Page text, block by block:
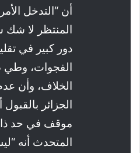
أن “التدخل
المنتظر لا شك
دور كبير في
الفجوات،
الخلاف، وأن
الجزائر
موقف في حد
المتحدث أنه